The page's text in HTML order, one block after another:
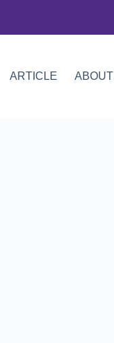
ARTICLE ABOUT